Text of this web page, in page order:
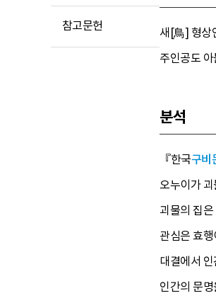
참고문헌
새[鳥] 형상
주인공도
분석
『한국구비
오누이가
괴물의 집
관심은 효
대결에서
인간의 문